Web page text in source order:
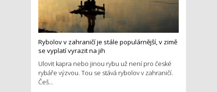
Rybolov v zahraničí je stále populárnější, v zimě
se vyplatí vyrazit na jih
Ulovit kapra nebo jinou rybu už není pro české
rybáře výzvou. Tou se stává rybolov v zahraničí.
Češ...